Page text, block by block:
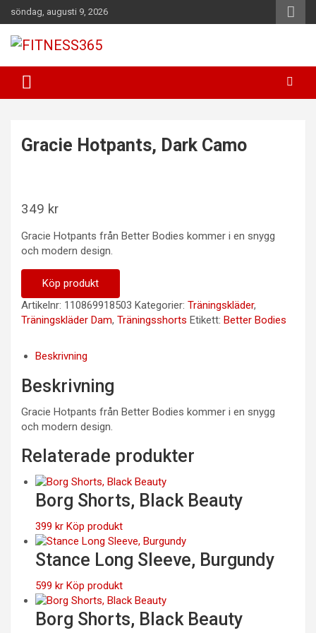
Hoppa
till
innehåll
söndag, augusti 9, 2026
FITNESS365
Gracie Hotpants, Dark Camo
349 kr
Gracie Hotpants från Better Bodies kommer i en snygg
och modern design.
Köp produkt
Artikelnr: 110869918503 Kategorier: Träningskläder,
Träningskläder Dam, Träningsshorts Etikett: Better Bodies
Beskrivning
Beskrivning
Gracie Hotpants från Better Bodies kommer i en snygg
och modern design.
Relaterade produkter
Borg Shorts, Black Beauty
399 kr Köp produkt
Stance Long Sleeve, Burgundy
599 kr Köp produkt
Borg Shorts, Black Beauty